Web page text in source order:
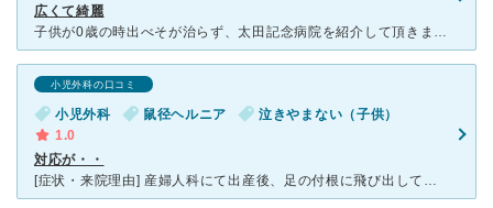
広くて綺麗
子供が0歳の時出べそが治らず、太田記念病院を紹介して頂きました。先生も優しくてびっくりするぐらい話しやすく丁寧であたしにも分かりやすいように紙に書いたり、写真を撮って経過を見せてくれたりして安心出来る
小児外科の口コミ
小児外科 鼠径ヘルニア
泣きやまない（子供）
1.0
対応が・・
[症状・来院理由] 産婦人科にて出産後、足の付根に飛び出している部分があり「鼠径ヘルニア」ではと診断され、里帰り出産だったので実家から近い「太田病院」を紹介され行きました。 [医師の診断・治療法]